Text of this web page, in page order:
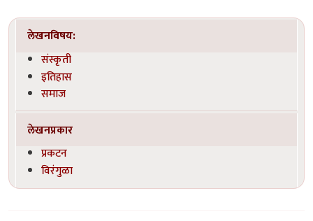
लेखनविषय:
संस्कृती
इतिहास
समाज
लेखनप्रकार
प्रकटन
विरंगुळा